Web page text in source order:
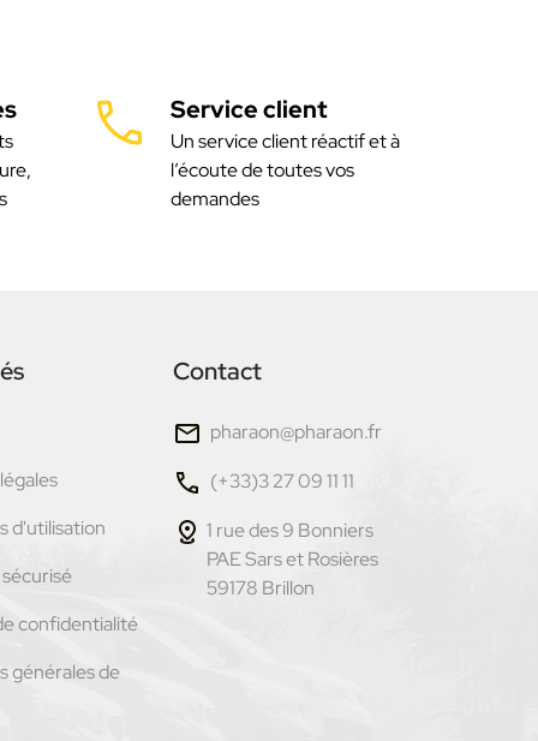
Service client
Un service client réactif et à
l’écoute de toutes vos
demandes
d'utilisation
confidentialité
générales de
Contact
pharaon@pharaon.fr
(+33)3 27 09 11 11
1 rue des 9 Bonniers
PAE Sars et Rosières
59178 Brillon